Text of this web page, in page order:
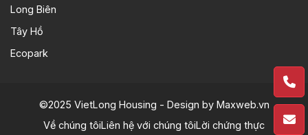
Long Biên
Tây Hồ
Ecopark
©2025 VietLong Housing - Design by Maxweb.vn
Về chúng tôiLiên hệ với chúng tôiLời chứng thực